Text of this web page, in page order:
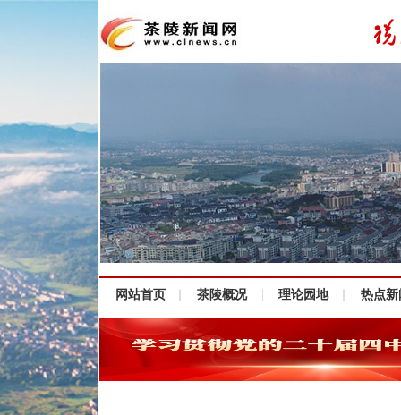
网站首页 茶陵概况 理论园地 热点新